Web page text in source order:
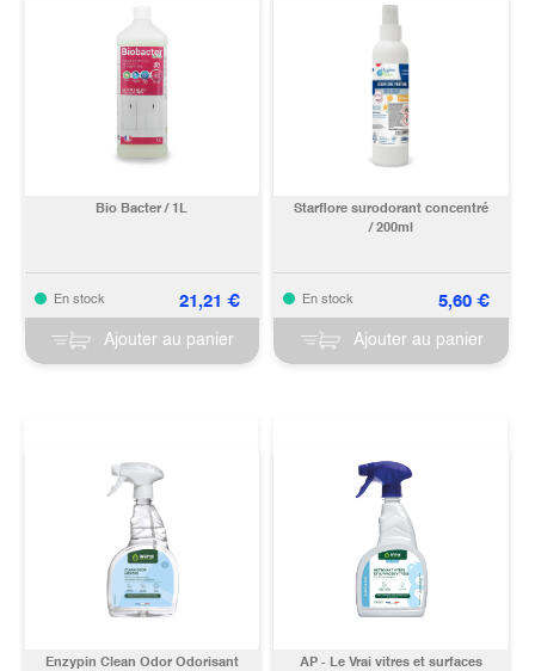
Bio Bacter / 1L
En stock 21,21 €
Ajouter au panier
Starflore surodorant concentré
/ 200ml
En stock 5,60€
Ajouter au panier
Enzypin Clean Odor Odorisant
AP - Le Vrai vitres et surfaces